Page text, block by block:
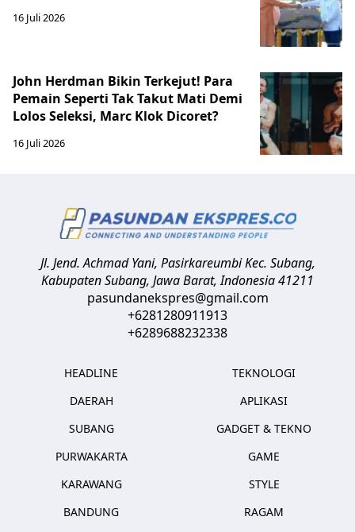
16 Juli 2026
John Herdman Bikin Terkejut! Para
Pemain Seperti Tak Takut Mati Demi
Lolos Seleksi, Marc Klok Dicoret?
16 Juli 2026
Jl. Jend. Achmad Yani, Pasirkareumbi Kec. Subang,
Kabupaten Subang, Jawa Barat,Indonesia41211
pasundanekspres@gmail.com
+6281280911913
+6289688232338
HEADLINE
DAERAH
SUBANG
PURWAKARTA
KARAWANG
BANDUNG
TEKNOLOGI
APLIKASI
GADGET & TEKNO
GAME
STYLE
RAGAM